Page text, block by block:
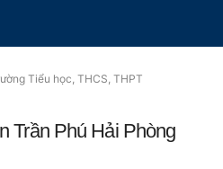
Tiểu học, THCS, THPT
Trần Phú Hải Phòng